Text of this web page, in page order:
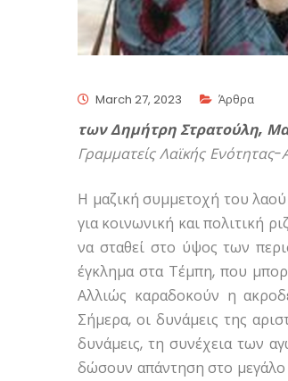
March 27, 2023 Άρθρα
των Δημήτρη Στρατούλη,
Γραμματείς Λαϊκής
Η μαζική συμμετοχή του λαού
για κοινωνική και πολιτική
να σταθεί στο ύψος των
έγκλημα στα Τέμπη, που
Αλλιώς καραδοκούν η
Σήμερα, οι δυνάμεις της
δυνάμεις, τη συνέχεια των
δώσουν απάντηση στο